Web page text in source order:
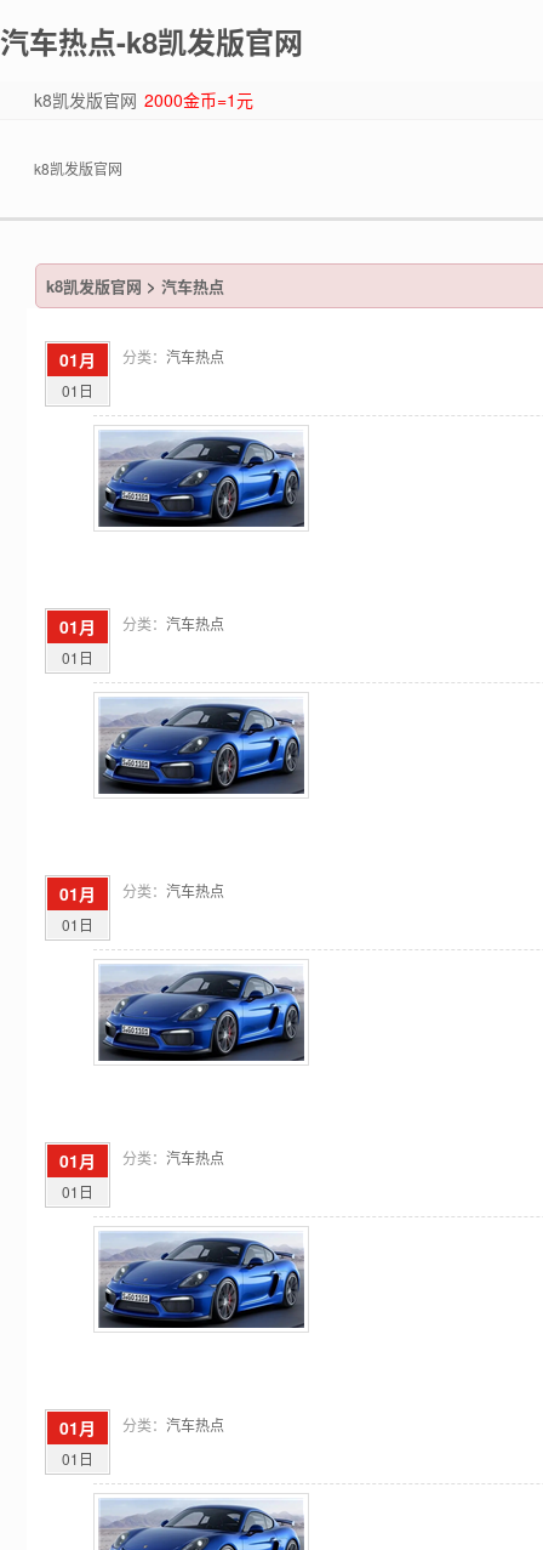
汽车热点-k8凯发版官网
k8凯发版官网 2000金币=1元
k8凯发版官网
k8凯发版官网 > 汽车热点
01月
01日
分类： 汽车热点
01月
01日
分类： 汽车热点
01月
01日
分类： 汽车热点
01月
01日
分类： 汽车热点
01月
01日
分类： 汽车热点